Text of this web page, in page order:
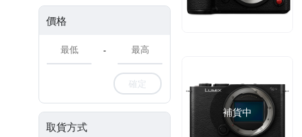
價格
-
確定
取貨方式
補貨中